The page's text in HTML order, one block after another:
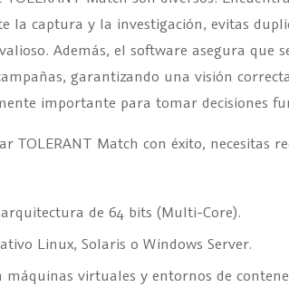
la captura y la investigación, evitas
Además, el software asegura que
garantizando una visión
importante para tomar decisiones
TOLERANT Match con éxito, necesitas
de 64 bits (Multi-Core).
Linux, Solaris o Windows Server.
máquinas virtuales y entornos de